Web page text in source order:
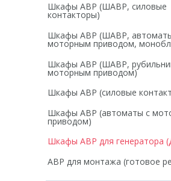
Шкафы АВР (ШАВР, силовые
контакторы)
Шкафы АВР (ШАВР,
моторным приводом,
Шкафы АВР (ШАВР,
моторным приводом)
Шкафы АВР (силовые
Шкафы АВР (автоматы с
приводом)
Шкафы АВР для генератора
АВР для монтажа (готовое